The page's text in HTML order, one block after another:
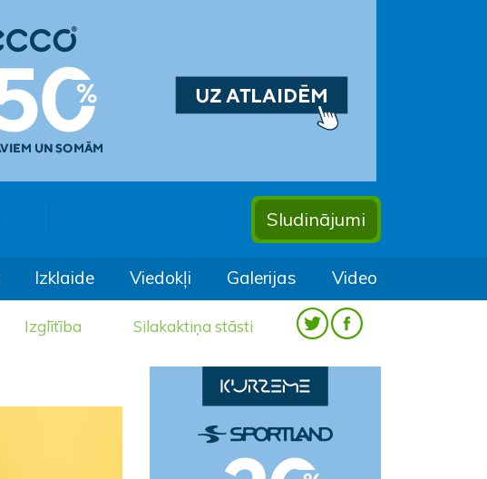
Sludinājumi
Izklaide Viedokļi Galerijas Video
Izglītība Silakaktiņa stāsti